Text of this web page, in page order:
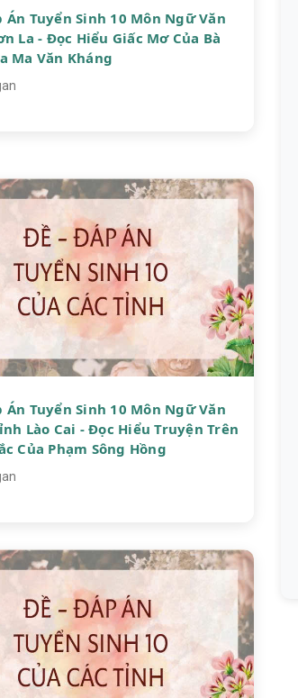
Án Tuyển Sinh 10 Môn Ngữ Văn
La - Đọc Hiểu Giấc Mơ Của Bà
Ma Văn Kháng
Án Tuyển Sinh 10 Môn Ngữ Văn
Lào Cai - Đọc Hiểu Truyện Trên
Của Phạm Sông Hồng